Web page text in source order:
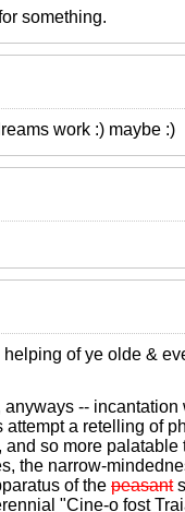
something.
work :) maybe :)
helping of ye olde &
-- incantation
a retelling of
so more palatable
the narrow-
of the peasant
"Cine-o fost